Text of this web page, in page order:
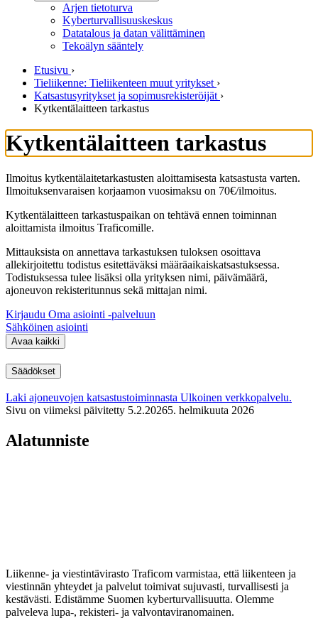
Arjen tietoturva
Kyberturvallisuuskeskus
Datatalous ja datan välittäminen
Tekoälyn sääntely
Etusivu ›
Tieliikenne: Tieliikenteen muut yritykset ›
Katsastusyritykset ja sopimusrekisteröijät ›
Kytkentälaitteen tarkastus
Kytkentälaitteen tarkastus
Ilmoitus kytkentälaitetarkastusten aloittamisesta katsastusta varten.
Ilmoituksenvaraisen korjaamon vuosimaksu on 70€/ilmoitus.
Kytkentälaitteen tarkastuspaikan on tehtävä ennen toiminnan
aloittamista ilmoitus Traficomille.
Mittauksista on annettava tarkastuksen tuloksen osoittava
allekirjoitettu todistus esitettäväksi määräaikaiskatsastuksessa.
Todistuksessa tulee lisäksi olla yrityksen nimi, päivämäärä,
ajoneuvon rekisteritunnus sekä mittajan nimi.
Kirjaudu Oma asiointi -palveluun
Sähköinen asiointi
Avaa kaikki
Säädökset
Laki ajoneuvojen katsastustoiminnasta Ulkoinen verkkopalvelu.
Sivu on viimeksi päivitetty 5.2.20265. helmikuuta 2026
Alatunniste
Liikenne- ja viestintävirasto Traficom varmistaa, että liikenteen ja
viestinnän yhteydet ja palvelut toimivat sujuvasti, turvallisesti ja
kestävästi. Edistämme Suomen kyberturvallisuutta. Olemme
palveleva lupa-, rekisteri- ja valvontaviranomainen.